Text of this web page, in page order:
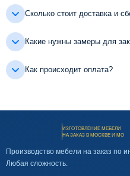
Сколько стоит доставка и
Какие нужны замеры для
Как происходит оплата?
ИЗГОТОВЛЕНИЕ МЕБЕЛИ
НА ЗАКАЗ В МОСКВЕ И МО
Производство мебели на заказ по
Любая сложность.